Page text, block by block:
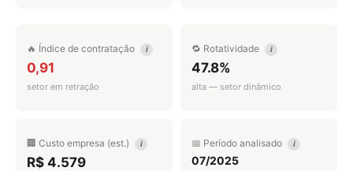
🔥 Índice de contratação i
0,91
setor em retração
🔁 Rotatividade i
47.8%
alta — setor dinâmico
🏢 Custo empresa (est.) i
R$ 4.579
📅 Período analisado i
07/2025